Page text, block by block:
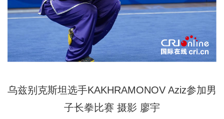
乌兹别克斯坦选手KAKHRAMONOV Aziz参加男
子长拳比赛 摄影 廖宇